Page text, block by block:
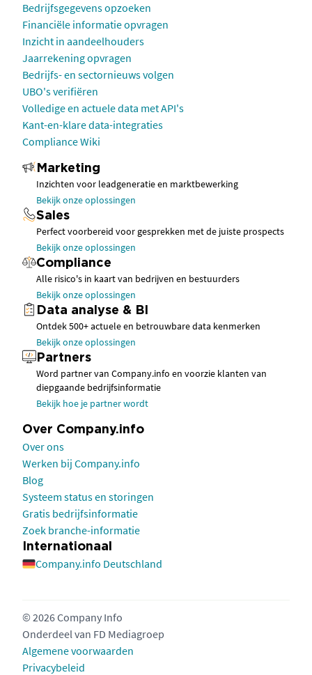
Bedrijfsgegevens opzoeken
Financiële informatie opvragen
Inzicht in aandeelhouders
Jaarrekening opvragen
Bedrijfs- en sectornieuws volgen
UBO's verifiëren
Volledige en actuele data met API's
Kant-en-klare data-integraties
Compliance Wiki
Marketing
Inzichten voor leadgeneratie en marktbewerking
Bekijk onze oplossingen
Sales
Perfect voorbereid voor gesprekken met de juiste prospects
Bekijk onze oplossingen
Compliance
Alle risico's in kaart van bedrijven en bestuurders
Bekijk onze oplossingen
Data analyse & BI
Ontdek 500+ actuele en betrouwbare data kenmerken
Bekijk onze oplossingen
Partners
Word partner van Company.info en voorzie klanten van
diepgaande bedrijfsinformatie
Bekijk hoe je partner wordt
Over Company.info
Over ons
Werken bij Company.info
Blog
Systeem status en storingen
Gratis bedrijfsinformatie
Zoek branche-informatie
Internationaal
Company.info Deutschland
© 2026 Company Info
Onderdeel van FD Mediagroep
Algemene voorwaarden
Privacybeleid